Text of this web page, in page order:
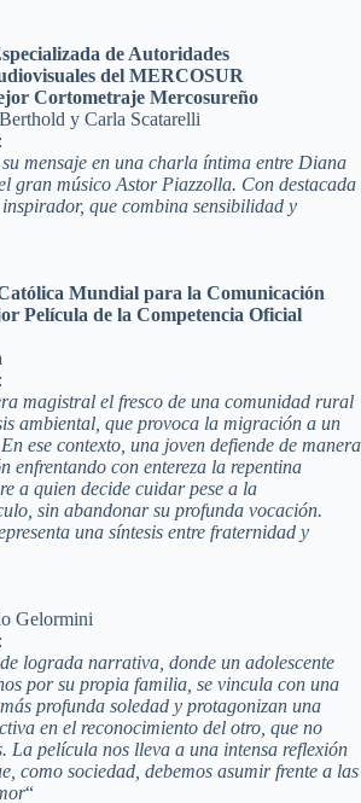
de Autoridades
del MERCOSUR
Cortometraje Mercosureño
y Carla Scatarelli
mensaje en una charla íntima entre Diana
gran músico Astor Piazzolla. Con destacada
que combina sensibilidad y
Mundial para la Comunicación
Película de la Competencia Oficial
magistral el fresco de una comunidad rural
ambiental, que provoca la migración a un
ese contexto, una joven defiende de manera
enfrentando con entereza la repentina
a quien decide cuidar pese a la
sin abandonar su profunda vocación.
una síntesis entre fraternidad y
Gelormini
lograda narrativa, donde un adolescente
por su propia familia, se vincula con una
profunda soledad y protagonizan una
en el reconocimiento del otro, que no
La película nos lleva a una intensa reflexión
como sociedad, debemos asumir frente a las
“